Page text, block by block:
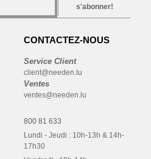
s'abonner!
CONTACTEZ-NOUS
Service Client
client@needen.lu
Ventes
ventes@needen.lu
800 81 633
Lundi - Jeudi : 10h-13h & 14h-
17h30